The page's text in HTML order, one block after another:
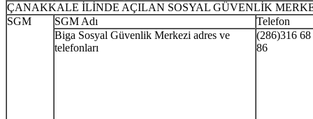
ÇANAKKALE İLİNDE AÇILAN SOSYAL GÜVENLİK
SGM
SGM Adı
Telefon
Biga Sosyal Güvenlik Merkezi adres ve
telefonları
(286)316 68
86